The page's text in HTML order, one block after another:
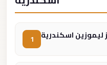
1 اسكندرية
Mansoura
Limousine
Madinaty